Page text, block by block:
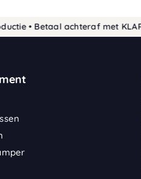
achteraf met KLARNA